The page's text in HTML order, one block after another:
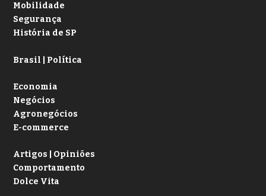
Mobilidade
Segurança
História de SP
Brasil | Política
Economia
Negócios
Agronegócios
E-commerce
Artigos | Opiniões
Comportamento
Dolce Vita